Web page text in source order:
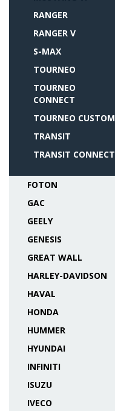
RANGER
RANGER V
S-MAX
TOURNEO
TOURNEO
CONNECT
TOURNEO CUSTOM
TRANSIT
TRANSIT CONNECT
FOTON
GAC
GEELY
GENESIS
GREAT WALL
HARLEY-DAVIDSON
HAVAL
HONDA
HUMMER
HYUNDAI
INFINITI
ISUZU
IVECO